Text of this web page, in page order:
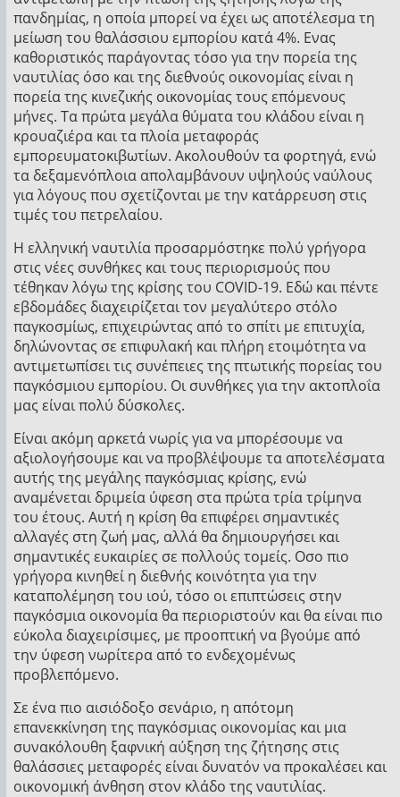
πανδημίας, η οποία μπορεί να έχει ως αποτέλεσμα τη
μείωση του θαλάσσιου εμπορίου κατά 4%. Ενας
καθοριστικός παράγοντας τόσο για την πορεία της
ναυτιλίας όσο και της διεθνούς οικονομίας είναι η
πορεία της κινεζικής οικονομίας τους επόμενους
μήνες. Τα πρώτα μεγάλα θύματα του κλάδου είναι η
κρουαζιέρα και τα πλοία μεταφοράς
εμπορευματοκιβωτίων. Ακολουθούν τα φορτηγά, ενώ
τα δεξαμενόπλοια απολαμβάνουν υψηλούς ναύλους
για λόγους που σχετίζονται με την κατάρρευση στις
τιμές του πετρελαίου.
Η ελληνική ναυτιλία προσαρμόστηκε πολύ γρήγορα
στις νέες συνθήκες και τους περιορισμούς που
τέθηκαν λόγω της κρίσης του COVID-19. Εδώ και πέντε
εβδομάδες διαχειρίζεται τον μεγαλύτερο στόλο
παγκοσμίως, επιχειρώντας από το σπίτι με επιτυχία,
δηλώνοντας σε επιφυλακή και πλήρη ετοιμότητα να
αντιμετωπίσει τις συνέπειες της πτωτικής πορείας του
παγκόσμιου εμπορίου. Οι συνθήκες για την ακτοπλοΐα
μας είναι πολύ δύσκολες.
Είναι ακόμη αρκετά νωρίς για να μπορέσουμε να
αξιολογήσουμε και να προβλέψουμε τα αποτελέσματα
αυτής της μεγάλης παγκόσμιας κρίσης, ενώ
αναμένεται δριμεία ύφεση στα πρώτα τρία τρίμηνα
του έτους. Αυτή η κρίση θα επιφέρει σημαντικές
αλλαγές στη ζωή μας, αλλά θα δημιουργήσει και
σημαντικές ευκαιρίες σε πολλούς τομείς. Οσο πιο
γρήγορα κινηθεί η διεθνής κοινότητα για την
καταπολέμηση του ιού, τόσο οι επιπτώσεις στην
παγκόσμια οικονομία θα περιοριστούν και θα είναι πιο
εύκολα διαχειρίσιμες, με προοπτική να βγούμε από
την ύφεση νωρίτερα από το ενδεχομένως
προβλεπόμενο.
Σε ένα πιο αισιόδοξο σενάριο, η απότομη
επανεκκίνηση της παγκόσμιας οικονομίας και μια
συνακόλουθη ξαφνική αύξηση της ζήτησης στις
θαλάσσιες μεταφορές είναι δυνατόν να προκαλέσει και
οικονομική άνθηση στον κλάδο της ναυτιλίας.